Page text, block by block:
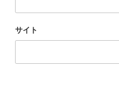
サイト